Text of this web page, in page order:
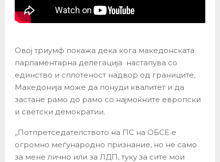
Овој триумф покажа дека кога македонската
парламентарна делегација настапува со
единство и сплотеност надвор од границите,
Македонија може да понуди квалитет и да
застане рамо до рамо со најмоќните европски
и светски демократии.
„Потпретседателството на ПС на ОБСЕ е
огромно меѓународно признание, но не само
за мене лично или за ЛДП, туку за сите мои